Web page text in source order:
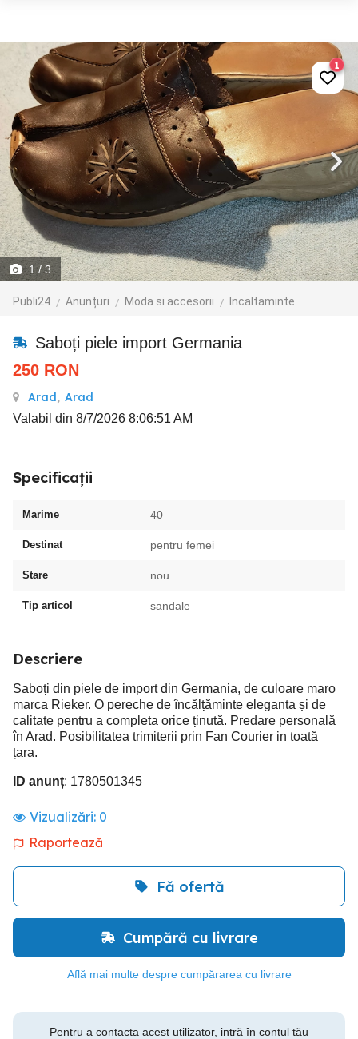
1 / 3
Publi24 Anunțuri Moda si accesorii Incaltaminte
1
Saboți piele import Germania
250 RON
Arad, Arad
Valabil din 8/7/2026 8:06:51 AM
Specificații
Marime 40
Destinat pentru femei
Stare nou
Tip articol sandale
Descriere
Saboți din piele de import din Germania, de culoare maro
marca Rieker. O pereche de încălțăminte eleganta și de
calitate pentru a completa orice ținută. Predare personală
în Arad. Posibilitatea trimiterii prin Fan Courier in toată
țara.
ID anunț: 1780501345
Vizualizări: 0
Raportează
Fă ofertă
Cumpără cu livrare
Află mai multe despre cumpărarea cu livrare
Pentru a contacta acest utilizator, intră în contul tău